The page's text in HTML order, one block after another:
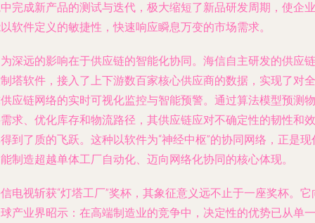
完成新产品的测试与迭代，极大缩短了新品研发周期，使企业
软件定义的敏捷性，快速响应瞬息万变的市场需求。
深远的影响在于供应链的智能化协同。海信自主研发的供应链
塔软件，接入了上下游数百家核心供应商的数据，实现了对全
应链网络的实时可视化监控与智能预警。通过算法模型预测物
求、优化库存和物流路径，其供应链应对不确定性的韧性和效
到了质的飞跃。这种以软件为“神经中枢”的协同网络，正是现
制造超越单体工厂自动化、迈向网络化协同的核心体现。
电视斩获“灯塔工厂”奖杯，其象征意义远不止于一座奖杯。它
产业界昭示：在高端制造业的竞争中，决定性的优势已从单一